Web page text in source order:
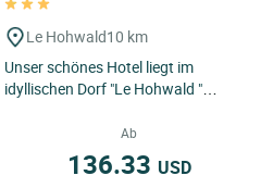
Le Hohwald10 km
Unser schönes Hotel liegt im
idyllischen Dorf "Le Hohwald "
Wanderern und Radfahren....
Ab
136.33 USD